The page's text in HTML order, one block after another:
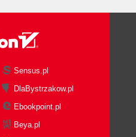
Sensus.pl
DlaBystrzakow.pl
Ebookpoint.pl
Beya.pl